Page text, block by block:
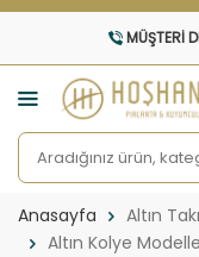
MÜŞTERI
Anasayfa
Altın
Altın Kolye